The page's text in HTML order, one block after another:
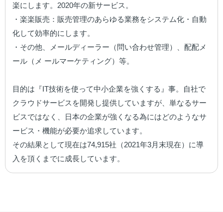
楽にします。2020年の新サービス。
・楽楽販売：販売管理のあらゆる業務をシステム化・自動
化して効率的にします。
・その他、メールディーラー（問い合わせ管理）、配配メ
ール（メ ールマーケティング）等。
目的は『IT技術を使って中小企業を強くする』事。自社で
クラウドサービスを開発し提供していますが、単なるサー
ビスではなく、日本の企業が強くなる為にはどのようなサ
ービス・機能が必要か追求しています。
その結果として現在は74,915社（2021年3月末現在）に導
入を頂くまでに成長しています。